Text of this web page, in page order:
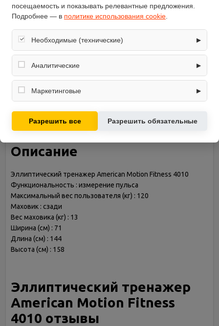
Вес (кг)
62
Ширина (см)
71
Бренд
American Motion Fitness
Высота (см)
158
Вес маховика (кг)
13
Маховик
Функциональность
модель
Описание
Эллиптический тренажер American Motion Fitness 4010
Функциональность : измерение пульса
Максимальный вес пользователя (кг) : 120
Маховик : сзади
Вес маховика (кг) : 13
Ширина (см) : 71
Длина (см) : 144
Высота (см) : 158
Эллиптический тренажер
American Motion Fitness
4010 отзывы
посещаемость и показывать релевантные предложения.
Подробнее — в политике использования cookie
Необходимые (технические) ▶
Обеспечивают корректную работу сайта: оформление
заказа, корзина, вход в личный кабинет. Без них основные
Аналитические ▶
Собирают обезличенную информацию о посещениях и
использовании сайта (например, счётчики аналитики),
Маркетинговые ▶
предложений на основе ваших интересов.
Разрешить все Разрешить обязательные